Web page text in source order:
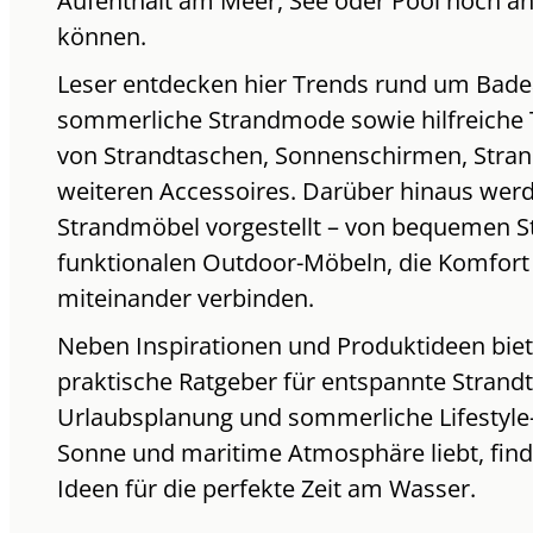
können.
Leser entdecken hier Trends rund um
sommerliche Strandmode sowie hilfreiche
von Strandtaschen, Sonnenschirmen,
weiteren Accessoires. Darüber hinaus
Strandmöbel vorgestellt – von bequemen
funktionalen Outdoor-Möbeln, die
miteinander verbinden.
Neben Inspirationen und Produktideen
praktische Ratgeber für entspannte
Urlaubsplanung und sommerliche
Sonne und maritime Atmosphäre liebt,
Ideen für die perfekte Zeit am Wasser.